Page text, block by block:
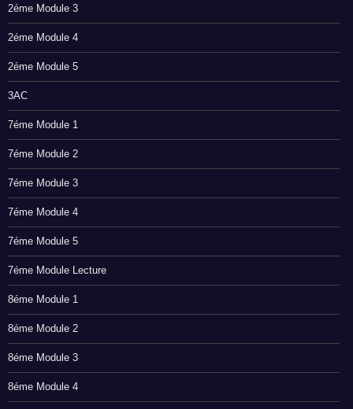
2éme Module 3
2éme Module 4
2éme Module 5
3AC
7éme Module 1
7éme Module 2
7éme Module 3
7éme Module 4
7éme Module 5
7éme Module Lecture
8éme Module 1
8éme Module 2
8éme Module 3
8éme Module 4